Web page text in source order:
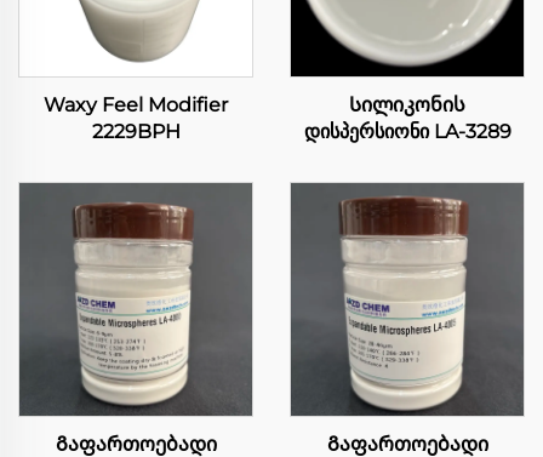
Waxy Feel Modifier
2229BPH
Სილიკონის
დისპერსიონი LA-3289
Გაფართოებადი
Გაფართოებადი